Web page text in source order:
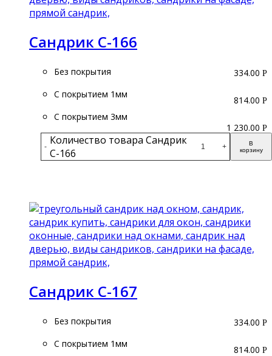
Сандрик С-166
Без покрытия
С покрытием 1мм
С покрытием 3мм
- Количество товара Сандрик
С-166
+
В
корзину
334.00 Р
814.00 Р
1 230.00 Р
Сандрик С-167
Без покрытия
С покрытием 1мм
334.00 Р
814.00 Р